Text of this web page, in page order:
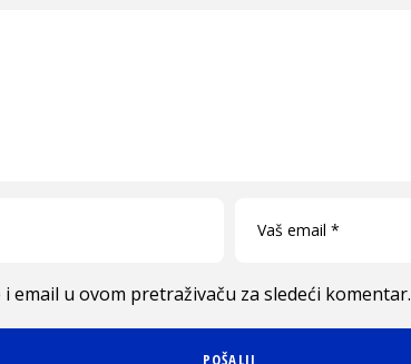
email u ovom pretraživaču za sledeći komentar.